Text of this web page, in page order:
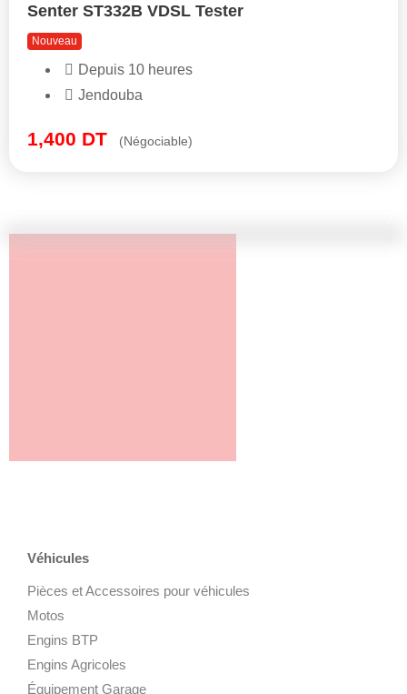
Senter ST332B VDSL Tester
Nouveau
Depuis 10 heures
Jendouba
1,400 DT (Négociable)
Véhicules
Pièces et Accessoires pour véhicules
Motos
Engins BTP
Engins Agricoles
Équipement Garage